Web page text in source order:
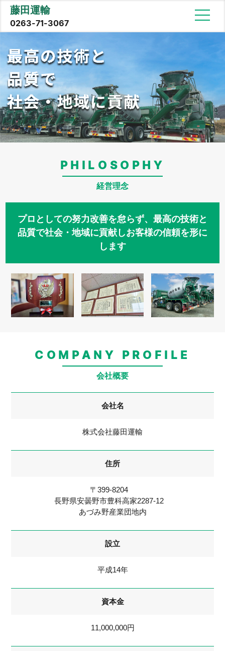
藤田運輸
0263-71-3067
PHILOSOPHY
経営理念
プロとしての努力改善を怠らず、最高の技術と
品質で社会・地域に貢献しお客様の信頼を形に
します
COMPANY PROFILE
会社概要
会社名
株式会社藤田運輸
住所
〒399-8204
長野県安曇野市豊科高家2287-12
あづみ野産業団地内
設立
平成14年
資本金
11,000,000円